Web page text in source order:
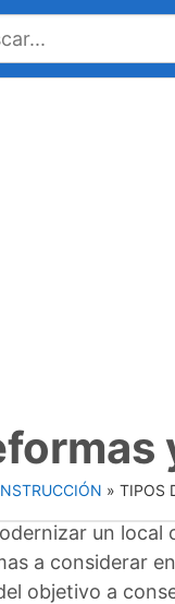
» TIPOS
un local
a considerar
objetivo a